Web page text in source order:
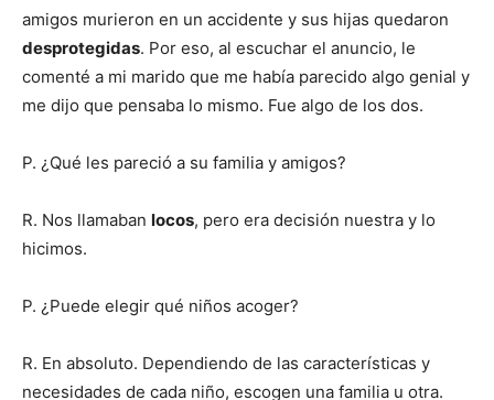
amigos murieron en un accidente y sus hijas quedaron
desprotegidas. Por eso, al escuchar el anuncio, le
comenté a mi marido que me había parecido algo genial y
me dijo que pensaba lo mismo. Fue algo de los dos.
P. ¿Qué les pareció a su familia y amigos?
R. Nos llamaban locos, pero era decisión nuestra y lo
hicimos.
P. ¿Puede elegir qué niños acoger?
R. En absoluto. Dependiendo de las características y
necesidades de cada niño, escogen una familia u otra.